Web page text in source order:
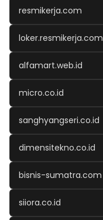
resmikerja.com
loker.resmikerja.com
alfamart.web.id
micro.co.id
sanghyangseri.co.id
dimensitekno.co.id
bisnis-sumatra.com
siiora.co.id